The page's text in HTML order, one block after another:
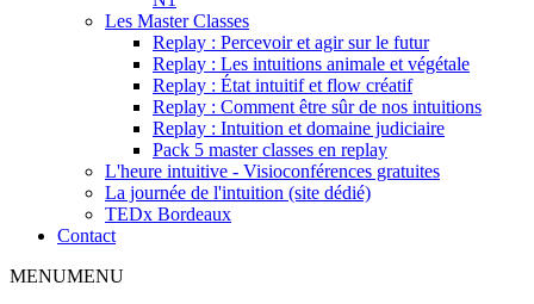
Les Master Classes
Replay : Percevoir et agir sur le futur
Replay : Les intuitions animale et végétale
Replay : État intuitif et flow créatif
Replay : Comment être sûr de nos intuitions
Replay : Intuition et domaine judiciaire
Pack 5 master classes en replay
L'heure intuitive - Visioconférences gratuites
La journée de l'intuition (site dédié)
TEDx Bordeaux
Contact
MENUMENU